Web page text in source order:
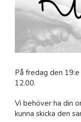
På fredag den
12.00.
Vi behöver ha din
kunna skicka den